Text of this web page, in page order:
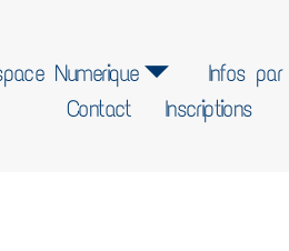
Numerique Infos par
Contact
Inscriptions